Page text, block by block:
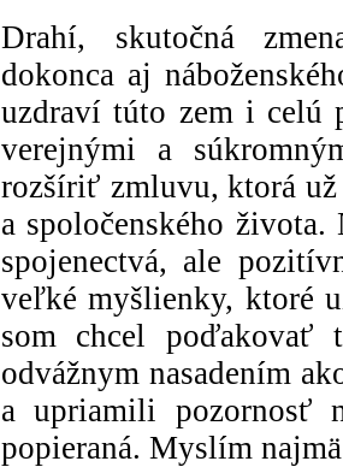
Drahí, skutočná
dokonca aj
uzdraví túto zem i celú
verejnými a
rozšíriť zmluvu, ktorá
a spoločenského
spojenectvá, ale
veľké myšlienky, ktoré
som chcel poďakovať
odvážnym nasadením
a upriamili pozornosť
popieraná. Myslím